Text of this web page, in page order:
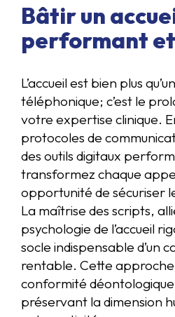
Bâtir un
performant
L’accueil est bien plus
téléphonique; c’est le
votre expertise clinique.
protocoles de
des outils digitaux
transformez chaque
opportunité de sécuriser
La maîtrise des scripts,
psychologie de l’accueil
socle indispensable d’un
rentable. Cette
conformité
préservant la dimension